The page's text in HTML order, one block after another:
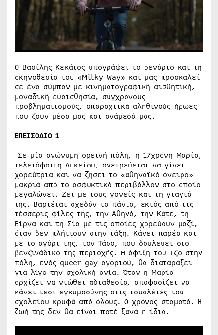
Ο Βασίλης Κεκάτος υπογράφει το σενάριο και τη
σκηνοθεσία του «Milky Way» και μας προσκαλεί
σε ένα σύμπαν με κινηματογραφική αισθητική,
μοναδική ευαισθησία, σύγχρονους
προβληματισμούς, σπαραχτικά αληθινούς ήρωες
που ζουν μέσα μας και ανάμεσά μας.
ΕΠΕΙΣΟΔΙΟ 1
Σε μία ανώνυμη ορεινή πόλη, η 17χρονη Μαρία,
τελειόφοιτη Λυκείου, ονειρεύεται να γίνει
χορεύτρια και να ζήσει το «αθηναϊκό όνειρο»
μακριά από το ασφυκτικό περιβάλλον στο οποίο
μεγαλώνει. Ζει με τους γονείς και τη γιαγιά
της. Βαριέται σχεδόν τα πάντα, εκτός από τις
τέσσερις φίλες της, την Αθηνά, την Κάτε, τη
Βίρνα και τη Σία με τις οποίες χορεύουν μαζί,
όταν δεν πλήττουν στην τάξη. Kάνει παρέα και
με το αγόρι της, τον Τάσο, που δουλεύει στο
βενζινάδικο της περιοχής. Η άφιξη του Τζο στην
πόλη, ενός queer gay αγοριού, θα διαταράξει
για λίγο την σχολική ανία. Όταν η Μαρία
αρχίζει να νιώθει αδιαθεσία, αποφασίζει να
κάνει τεστ εγκυμοσύνης στις τουαλέτες του
σχολείου κρυφά από όλους. Ο χρόνος σταματά. Η
ζωή της δεν θα είναι ποτέ ξανά η ίδια.